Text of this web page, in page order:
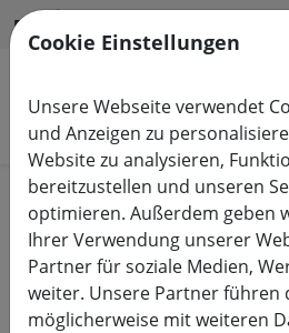
DE
Produkte suchen
Start
Weihnachten
Weihnachtsbäume &
Cookie Einstellungen
Unsere Webseite verwendet
und Anzeigen zu
Website zu analysieren,
bereitzustellen und unseren
optimieren. Außerdem geben
Ihrer Verwendung unserer
Partner für soziale Medien,
weiter. Unsere Partner führen
möglicherweise mit weiteren